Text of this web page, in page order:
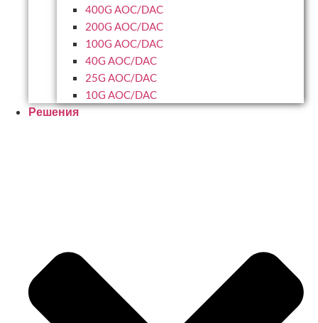
400G AOC/DAC
200G AOC/DAC
100G AOC/DAC
40G AOC/DAC
25G AOC/DAC
10G AOC/DAC
Решения